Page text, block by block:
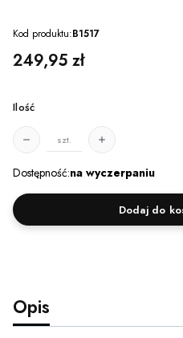
Kod produktu:B1517
Cena
249,95 zł
Ilość
szt.
Dostępność:na wyczerpaniu
Dodaj do
Opis